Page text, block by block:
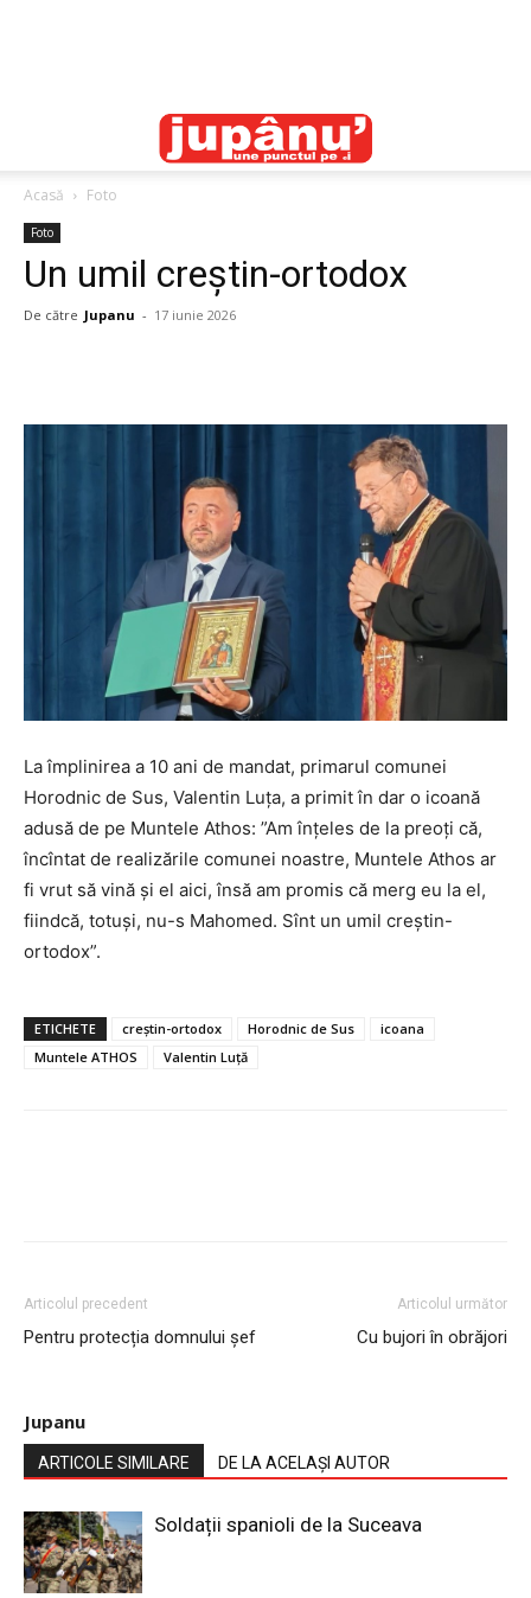
Acasă Foto
Foto
Un umil creștin-ortodox
De către Jupanu - 17 iunie 2026
La împlinirea a 10 ani de mandat, primarul comunei
Horodnic de Sus, Valentin Luța, a primit în dar o icoană
adusă de pe Muntele Athos: ”Am înțeles de la preoți că,
încîntat de realizările comunei noastre, Muntele Athos ar
fi vrut să vină și el aici, însă am promis că merg eu la el,
fiindcă, totuși, nu-s Mahomed. Sînt un umil creștin-
ortodox”.
ETICHETE creștin-ortodox Horodnic de Sus
icoana
Muntele ATHOS
Valentin Luță
Articolul precedent
Pentru protecția domnului șef
Articolul următor
Cu bujori în obrăjori
Jupanu
ARTICOLE SIMILARE DE LA ACELAȘI AUTOR
Soldații spanioli de la Suceava